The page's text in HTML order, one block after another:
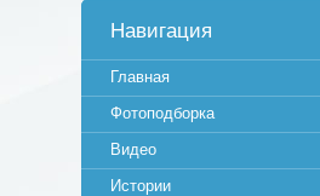
Навигация
Главная
Фотоподборка
Видео
Истории